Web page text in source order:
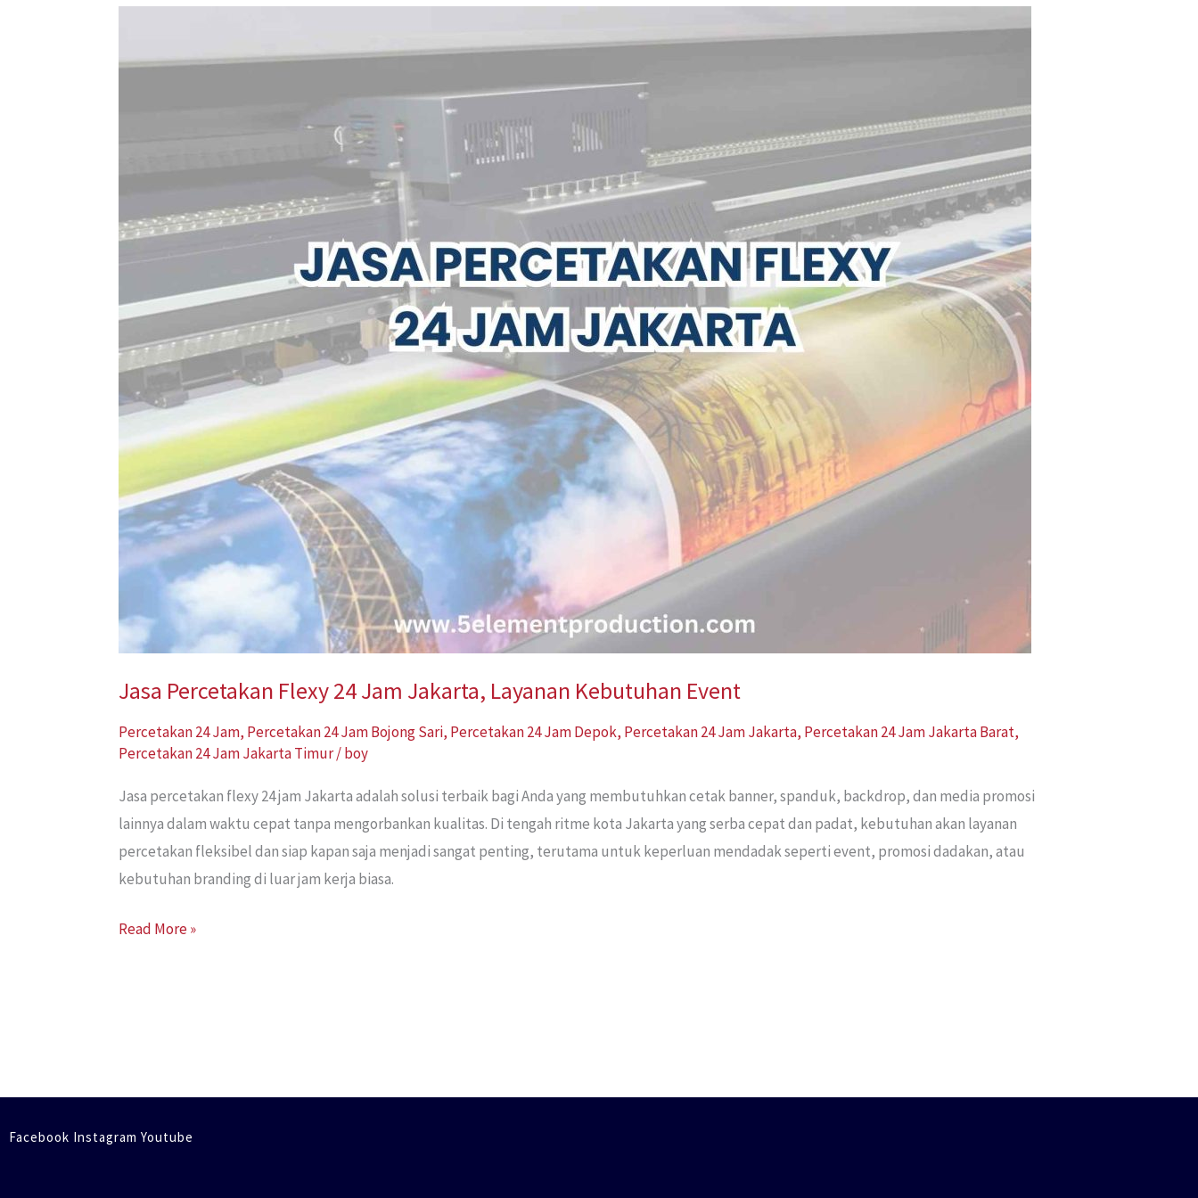
Jasa Percetakan Flexy 24 Jam Jakarta, Layanan Kebutuhan Event
Percetakan 24 Jam, Percetakan 24 Jam Bojong Sari, Percetakan 24 Jam Depok, Percetakan 24 Jam Jakarta, Percetakan 24 Jam Jakarta Barat,
Percetakan 24 Jam Jakarta Timur/boy
Jasa percetakan flexy 24 jam Jakarta adalah solusi terbaik bagi Anda yang membutuhkan cetak banner, spanduk, backdrop, dan media promosi
lainnya dalam waktu cepat tanpa mengorbankan kualitas. Di tengah ritme kota Jakarta yang serba cepat dan padat, kebutuhan akan layanan
percetakan fleksibel dan siap kapan saja menjadi sangat penting, terutama untuk keperluan mendadak seperti event, promosi dadakan, atau
kebutuhan branding di luar jam kerja biasa.
Flexy
Kebutuhan
Event
Read More »
Facebook Instagram Youtube